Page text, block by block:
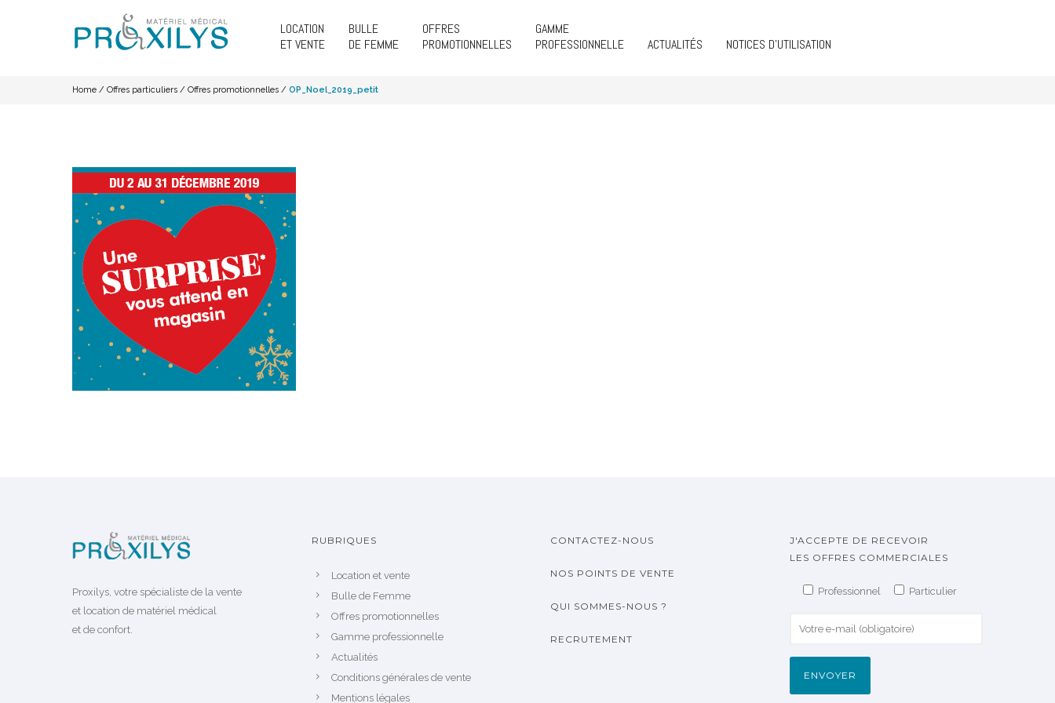
LOCATION
ET VENTE
BULLE
DE FEMME
OFFRES
PROMOTIONNELLES
GAMME
PROFESSIONNELLE
ACTUALITÉS NOTICES D’UTILISATION
Home / Offres particuliers / Offres promotionnelles / OP_Noel_2019_petit
Proxilys, votre spécialiste de la vente
et location de matériel médical
et de confort.
RUBRIQUES
Location et vente
Bulle de Femme
Offres promotionnelles
Gamme professionnelle
Actualités
Conditions générales de vente
Mentions légales
CONTACTEZ-NOUS
NOS POINTS DE VENTE
QUI SOMMES-NOUS ?
RECRUTEMENT
J'ACCEPTE DE RECEVOIR
LES OFFRES COMMERCIALES
Professionnel Particulier